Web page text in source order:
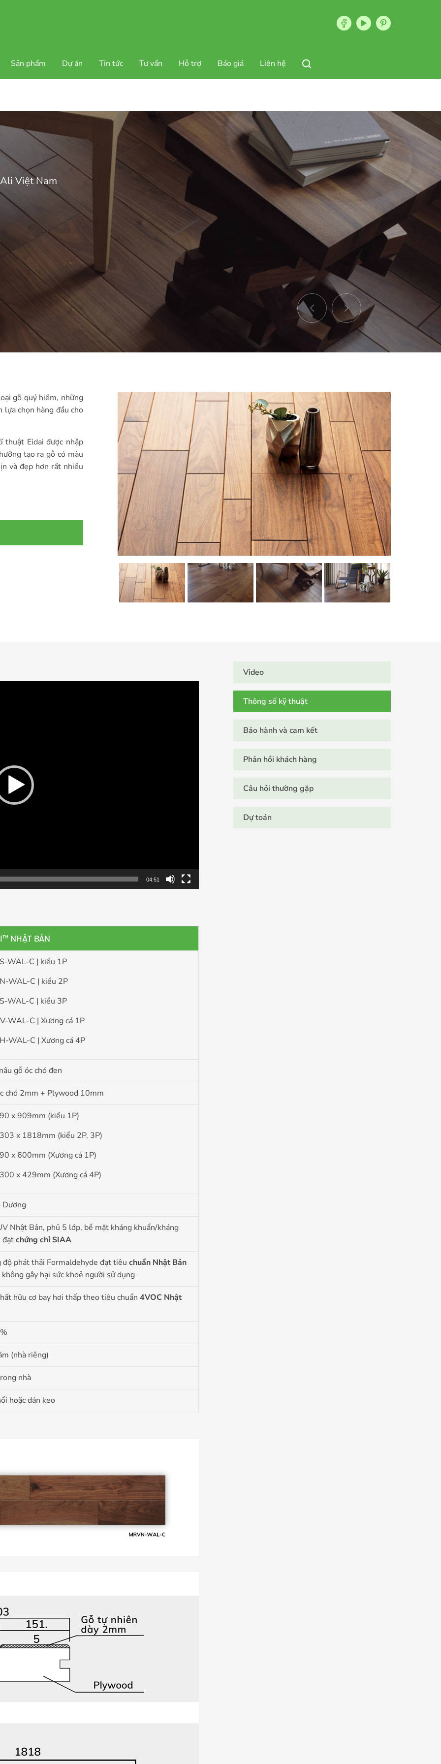
Sản phẩm Dự án Tin tức Tư vấn Hỗ trợ Báo giá Liên hệ
Việt Nam
gỗ quý hiếm, những
lựa chọn hàng đầu cho
thuật Eidai được nhập
tạo ra gỗ có màu
và đẹp hơn rất nhiều
04:51
NHẬT BẢN
WAL-C | kiểu 1P
WAL-C | kiểu 2P
WAL-C | kiểu 3P
WAL-C | Xương cá 1P
WAL-C | Xương cá 4P
gỗ óc chó đen
chó 2mm + Plywood 10mm
x 909mm (kiểu 1P)
x 1818mm (kiểu 2P, 3P)
x 600mm (Xương cá 1P)
x 429mm (Xương cá 4P)
Dương
Nhật Bản, phủ 5 lớp, bề mặt kháng khuẩn/kháng
đạtchứng chỉ SIAA
độ phát thải Formaldehyde đạt tiêu chuẩn Nhật Bản
không gây hại sức khoẻ người sử dụng
hữu cơ bay hơi thấp theo tiêu chuẩn 4VOC Nhật
(nhà riêng)
nhà
hoặc dán keo
Video
Thông số kỹ thuật
Bảo hành và cam kết
Phản hồi khách hàng
Câu hỏi thường gặp
Dự toán